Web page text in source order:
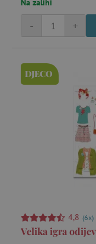
Na zalihi
+
-
DJECO
4,8 (6x)
Velika igra